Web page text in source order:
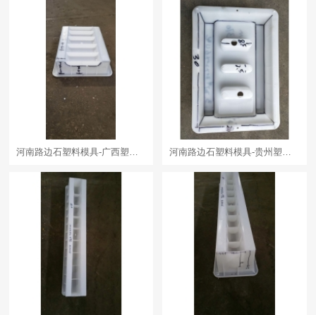
河南路边石塑料模具-广西塑料模具 河南路边石塑料模具-贵州塑料模具